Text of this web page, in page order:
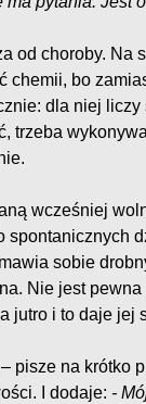
od choroby. Na
chemii, bo
dla niej
trzeba
wcześniej
sobie
Nie jest pewna
jutro i to daje jej
– pisze na krótko
I dodaje: -